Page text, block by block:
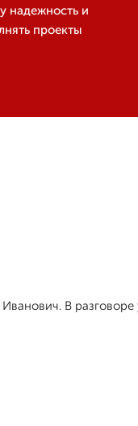
надежность и
проекты
В